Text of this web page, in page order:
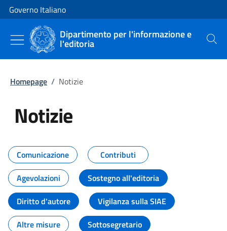
Vai al contenuto
Vai alla navigazione del sito
Governo Italiano
Dipartimento per l'informazione e
l'editoria Cerca
Homepage / Notizie
Notizie
Tutti i contenuti della pagina
Comunicazione
Contributi
Agevolazioni
Sostegno all'editoria
Diritto d'autore
Vigilanza sulla SIAE
Altre misure
Sottosegretario